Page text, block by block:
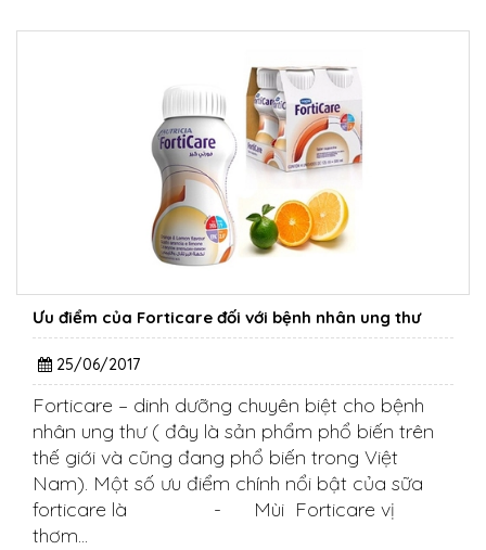
Ưu điểm của Forticare đối với bệnh nhân ung thư
25/06/2017
Forticare – dinh dưỡng chuyên biệt cho bệnh
nhân ung thư ( đây là sản phẩm phổ biến trên
thế giới và cũng đang phổ biến trong Việt
Nam). Một số ưu điểm chính nổi bật của sữa
forticare là - Mùi Forticare vị
thơm...